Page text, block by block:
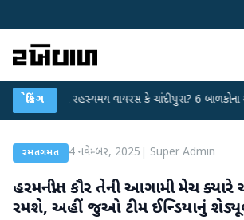
બ્રેકિંગ
રહસ્યમય વાયરસ કે ચાંદીપુરા? 6 બાળકોના મોતથી
રમતગમત 4 નવેમ્બર, 2025 Super Admin
હરમનપ્રીત કૌર તેની આગામી મેચ
રમશે, અહીં જુઓ ટીમ ઈન્ડિયાનું